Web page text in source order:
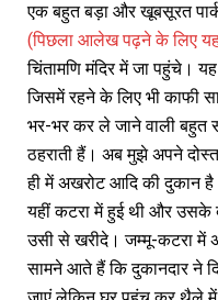
एक बहुत बड़ा और खूबसूरत
(पिछला आलेख पढ़ने के लिए
चिंतामणि मंदिर में जा पहुंचे।
जिसमें रहने के लिए भी काफी
भर-भर कर ले जाने वाली बहुत
ठहराती हैं। अब मुझे अपने
ही में अखरोट आदि की दुकान
यहीं कटरा में हुई थी और उसके
उसी से खरीदे। जम्मू-कटरा में
सामने आते हैं कि दुकानदार ने